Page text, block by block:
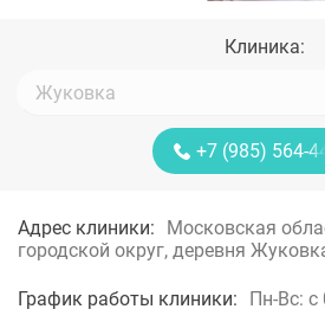
Клиника:
+7 (985) 564-
Адрес клиники:
Московская
городской округ, деревня
График работы клиники: Пн-Вс: с